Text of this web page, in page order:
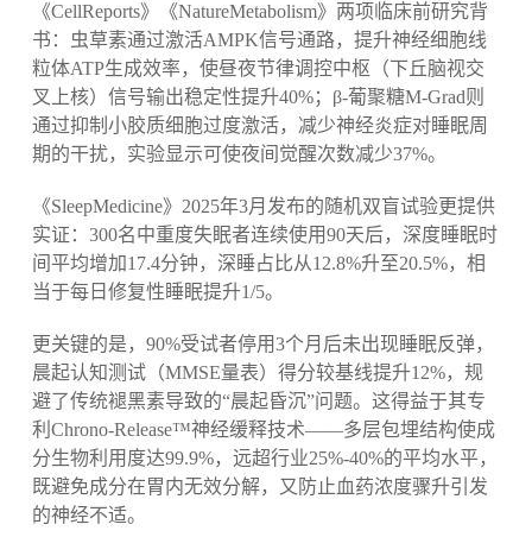
《CellReports》《NatureMetabolism》两项临床前研究背
书：虫草素通过激活AMPK信号通路，提升神经细胞线
粒体ATP生成效率，使昼夜节律调控中枢（下丘脑视交
叉上核）信号输出稳定性提升40%；β-葡聚糖M-Grad则
通过抑制小胶质细胞过度激活，减少神经炎症对睡眠周
期的干扰，实验显示可使夜间觉醒次数减少37%。
《SleepMedicine》2025年3月发布的随机双盲试验更提供
实证：300名中重度失眠者连续使用90天后，深度睡眠时
间平均增加17.4分钟，深睡占比从12.8%升至20.5%，相
当于每日修复性睡眠提升1/5。
更关键的是，90%受试者停用3个月后未出现睡眠反弹，
晨起认知测试（MMSE量表）得分较基线提升12%，规
避了传统褪黑素导致的“晨起昏沉”问题。这得益于其专
利Chrono-Release™神经缓释技术——多层包埋结构使成
分生物利用度达99.9%，远超行业25%-40%的平均水平，
既避免成分在胃内无效分解，又防止血药浓度骤升引发
的神经不适。